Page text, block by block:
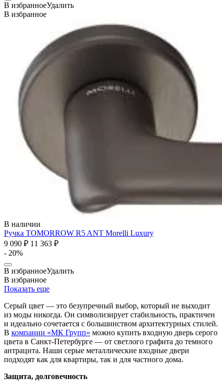
В избранноеУдалить
В избранное
В наличии
Ручка TOMORROW R5 ANT Morelli Luxury
9 090 ₽ 11 363 ₽
- 20%
В избранноеУдалить
В избранное
Показать еще
Серый цвет — это безупречный выбор, который не выходит
из моды никогда. Он символизирует стабильность, практичен
и идеально сочетается с большинством архитектурных стилей.
В компании «МК Групп» можно купить входную дверь серого
цвета в Санкт-Петербурге — от светлого графита до темного
антрацита. Наши серые металлические входные двери
подходят как для квартиры, так и для частного дома.
Защита, долговечность